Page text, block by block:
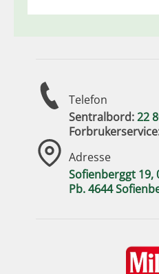
Telefon
Sentralbord:22
Adresse
Sofienberggt 19,
Pb. 4644